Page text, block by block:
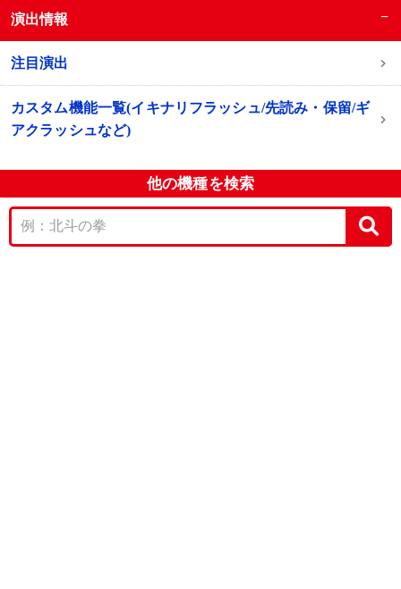
演出情報 −
注目演出
カスタム機能一覧(イキナリフラッシュ/先読み・保留/ギ
アクラッシュなど)
他の機種を検索